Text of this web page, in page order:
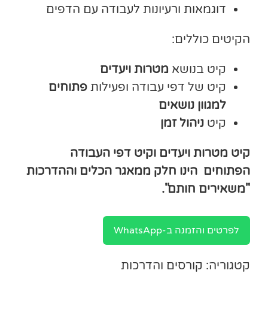
דוגמאות ורעיונות לעבודה עם הדפים
הקיטים כוללים:
קיט בנושא מטרות ויעדים
קיט של דפי עבודה ופעילות פתוחים
למגוון נושאים
קיט ניהול זמן
קיט מטרות ויעדים וקיט דפי העבודה
הפתוחים הינו חלק ממאגר הכלים וההדרכות
"משאירים חותם".
לפרטים והזמנה ב-WhatsApp
קטגוריה: קורסים והדרכות